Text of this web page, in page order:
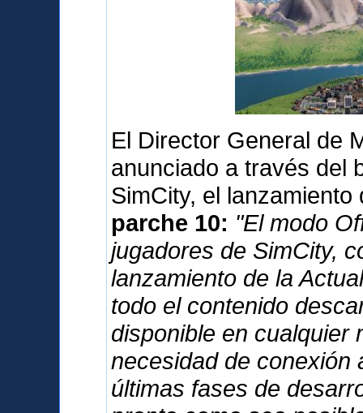
El Director General de
anunciado a través del
SimCity, el
parche 10: "El modo
jugadores de SimCity,
lanzamiento de la
todo el contenido
disponible en cualquier
necesidad de conexión
últimas fases de